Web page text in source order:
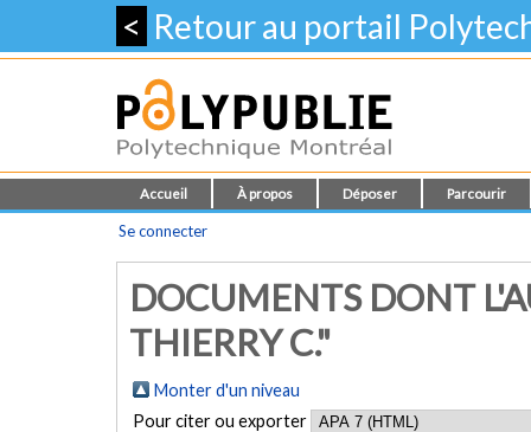
< Retour au portail
Accueil À propos Déposer Parcourir
Se connecter
DOCUMENTS DONT
THIERRY C."
Monter d'un niveau
Pour citer ou exporter